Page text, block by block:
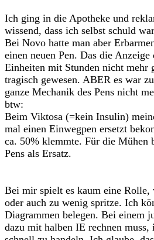
Ich ging in die Apotheke und
wissend, dass ich selbst schuld
Bei Novo hatte man aber
einen neuen Pen. Das die Anzeige
Einheiten mit Stunden nicht mehr
tragisch gewesen. ABER es war
ganze Mechanik des Pens nicht
btw:
Beim Viktosa (=kein Insulin)
mal einen Einwegpen ersetzt
ca. 50% klemmte. Für die Mühen
Pens als Ersatz.
Bei mir spielt es kaum eine
oder auch zu wenig spritze. Ich
Diagrammen belegen. Bei einem
dazu mit halben IE rechnen muss,